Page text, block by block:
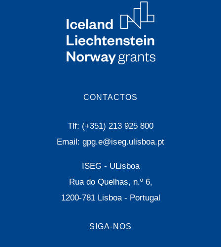
CONTACTOS
Tlf: (+351) 213 925 800
Email: gpg.e@iseg.ulisboa.pt
ISEG - ULisboa
Rua do Quelhas, n.º 6,
1200-781 Lisboa - Portugal
SIGA-NOS